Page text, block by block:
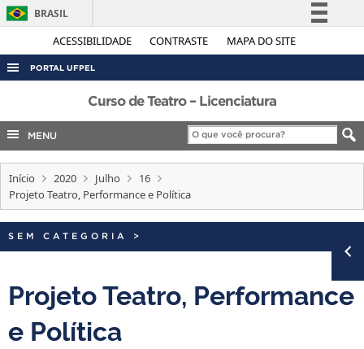
ACESSIBILIDADE CONTRASTE MAPA DO SITE
BRASIL
Simplifique!
Legislação
Canais
PORTAL UFPEL
ACESSO À INFORMAÇÃO
AUDITORIA
COBALTO
CONCURSOS
INTERNACIONAL
PORTARIAS
Curso de Teatro – Licenciatura
MENU
Início 2020 Julho
16
Projeto Teatro, Performance e Política
SEM CATEGORIA >
Projeto Teatro, Performance
e Política